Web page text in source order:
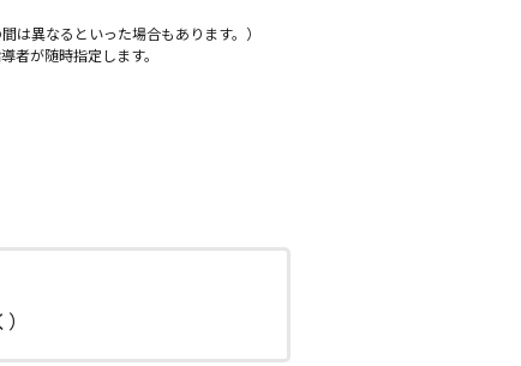
異なるといった場合もあります。）
が随時指定します。